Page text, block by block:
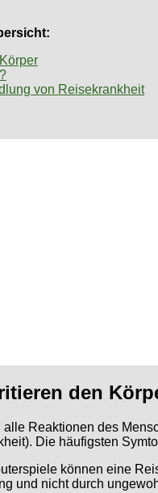
von Reisekrankheit
den
Reaktionen des
Die häufigsten
können eine
und nicht durch